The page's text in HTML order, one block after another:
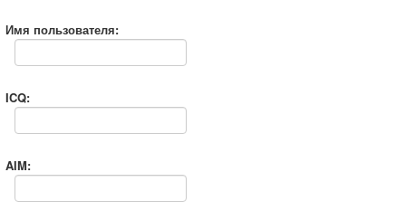
Имя пользователя:
ICQ:
AIM: